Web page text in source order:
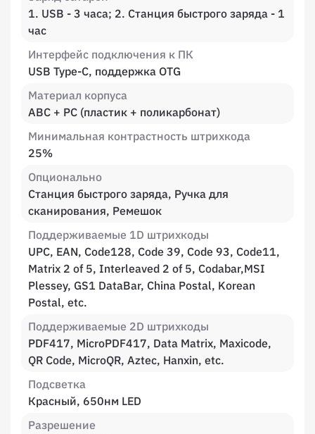
1. USB - 3 часа; 2. Станция быстрого заряда - 1
час
Интерфейс подключения к ПК
USB Type-C, поддержка OTG
Материал корпуса
ABC + PC (пластик + поликарбонат)
Минимальная контрастность штрихкода
25%
Опционально
Станция быстрого заряда, Ручка для
сканирования, Ремешок
Поддерживаемые 1D штрихкоды
UPC, EAN, Code128, Code 39, Code 93, Code11,
Matrix 2 of 5, Interleaved 2 of 5, Codabar,MSI
Plessey, GS1 DataBar, China Postal, Korean
Postal, etc.
Поддерживаемые 2D штрихкоды
PDF417, MicroPDF417, Data Matrix, Maxicode,
QR Code, MicroQR, Aztec, Hanxin, etc.
Подсветка
Красный, 650нм LED
Разрешение